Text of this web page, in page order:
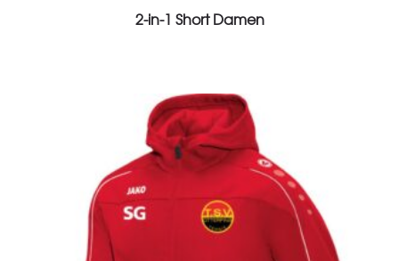
View Product
2-in-1 Short Damen